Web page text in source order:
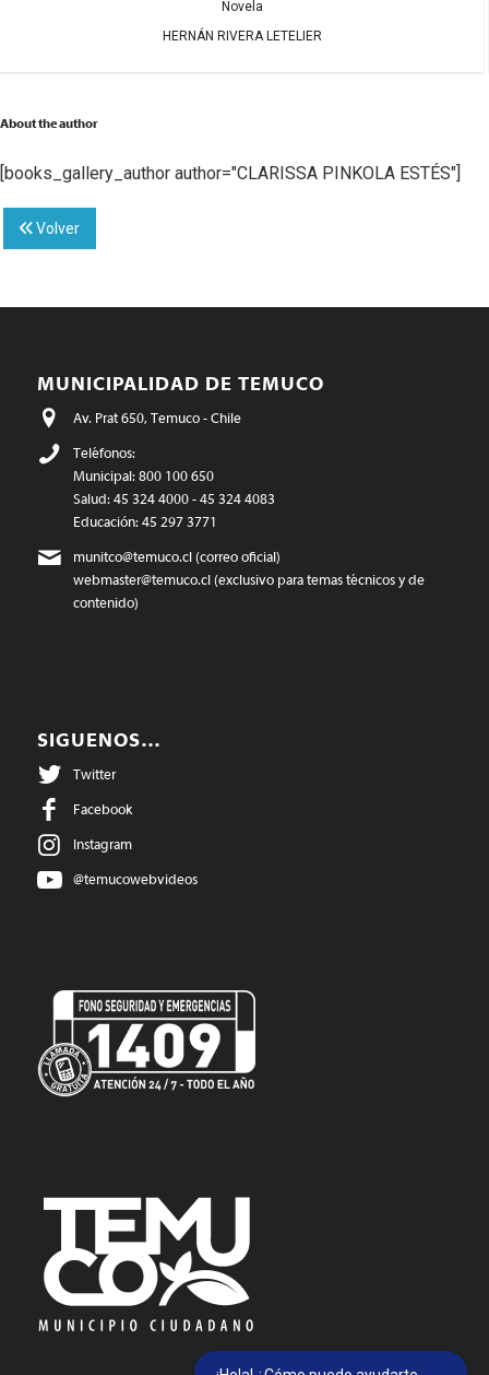
Novela
HERNÁN RIVERA LETELIER
About the author
[books_gallery_author author="CLARISSA PINKOLA ESTÉS"]
Volver
MUNICIPALIDAD DE TEMUCO
Av. Prat 650, Temuco - Chile
Teléfonos:
Municipal: 800 100 650
Salud: 45 324 4000 - 45 324 4083
Educación: 45 297 3771
munitco@temuco.cl(correo oficial)
webmaster@temuco.cl(exclusivo para temas técnicos y de
contenido)
SIGUENOS…
Twitter
Facebook
Instagram
@temucowebvideos